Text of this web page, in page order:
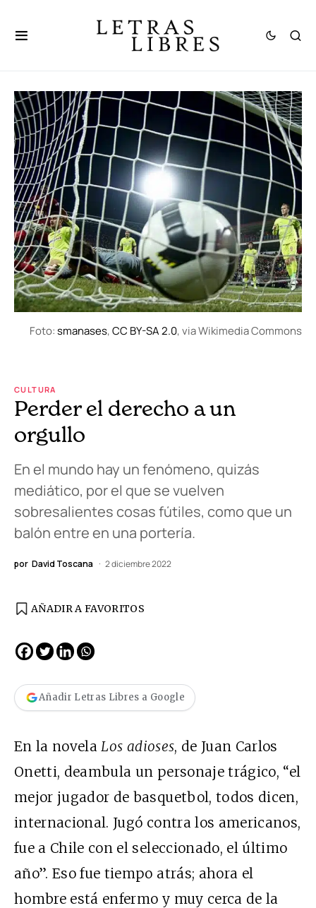
Foto:smanases,CC BY-SA 2.0, via Wikimedia Commons
CULTURA
Perder el derecho a un
orgullo
En el mundo hay un fenómeno, quizás
mediático, por el que se vuelven
sobresalientes cosas fútiles, como que un
balón entre en una portería.
por David Toscana 2 diciembre 2022
AÑADIR A FAVORITOS
Añadir Letras Libres a Google
En la novela Los adioses, de Juan Carlos
Onetti, deambula un personaje trágico, “el
mejor jugador de basquetbol, todos dicen,
internacional. Jugó contra los americanos,
fue a Chile con el seleccionado, el último
año”. Eso fue tiempo atrás; ahora el
hombre está enfermo y muy cerca de la